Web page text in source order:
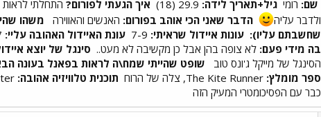
שם: רומי גיל+תאריך לידה: איך הגעתי לפורום? התחלתי לראות
ולדבר עליה
הדבר שאני הכי אוהב בפורום: האנשים והאווירה
משהו
שחשבתם עליו): עונות איידול שראיתי: עונת האיידול האהובה עליי:
בה מידי פעם: לא צופה בהן אבל כן מקשיבה לא מעט.. סינגל של יוצא
הסינגל של מייקל ג'ונס טוב
שופט שהייתי שמח\ה לראות בפאנל בעונה
ספר מומלץ:
תוכנית טלוויזיה אהובה:
כבר עם הפסיכומטרי המעיק הזה